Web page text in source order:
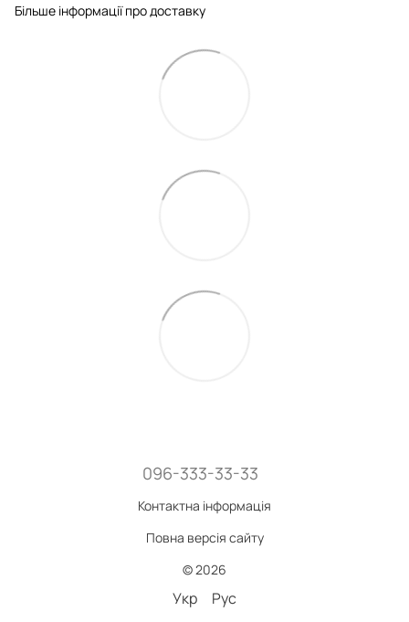
Більше інформації про доставку
096-333-33-33
Контактна інформація
Повна версія сайту
© 2026
Укр Рус